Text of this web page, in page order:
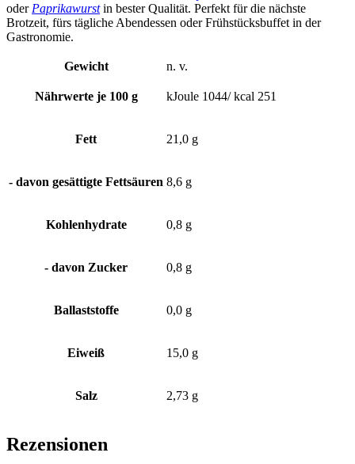
oder Paprikawurstin bester Qualität. Perfekt für die nächste
Brotzeit, fürs tägliche Abendessen oder Frühstücksbuffet in der
Gastronomie.
Gewicht n. v.
Nährwerte je 100 g kJoule 1044/ kcal 251
Fett 21,0 g
- davon gesättigte Fettsäuren 8,6 g
Kohlenhydrate 0,8 g
- davon Zucker 0,8 g
Ballaststoffe 0,0 g
Eiweiß 15,0 g
Salz 2,73 g
Rezensionen